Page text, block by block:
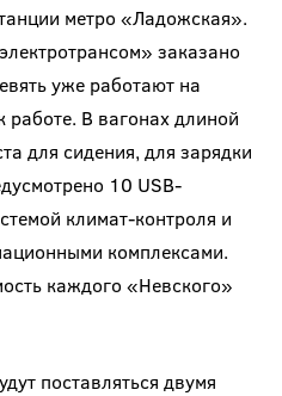
метро «Ладожская».
заказано
уже работают на
работе. В вагонах длиной
для сидения, для зарядки
10 USB-
климат-контроля и
комплексами.
каждого «Невского»
поставляться двумя